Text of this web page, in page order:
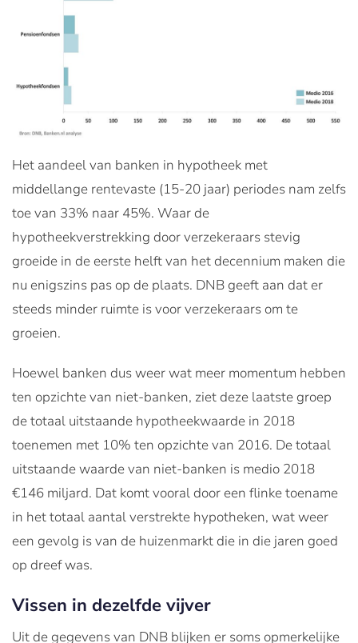
Het aandeel van banken in hypotheek met
middellange rentevaste (15-20 jaar) periodes nam zelfs
toe van 33% naar 45%. Waar de
hypotheekverstrekking door verzekeraars stevig
groeide in de eerste helft van het decennium maken die
nu enigszins pas op de plaats. DNB geeft aan dat er
steeds minder ruimte is voor verzekeraars om te
groeien.
Hoewel banken dus weer wat meer momentum hebben
ten opzichte van niet-banken, ziet deze laatste groep
de totaal uitstaande hypotheekwaarde in 2018
toenemen met 10% ten opzichte van 2016. De totaal
uitstaande waarde van niet-banken is medio 2018
€146 miljard. Dat komt vooral door een flinke toename
in het totaal aantal verstrekte hypotheken, wat weer
een gevolg is van de huizenmarkt die in die jaren goed
op dreef was.
Vissen in dezelfde vijver
Uit de gegevens van DNB blijken er soms opmerkelijke